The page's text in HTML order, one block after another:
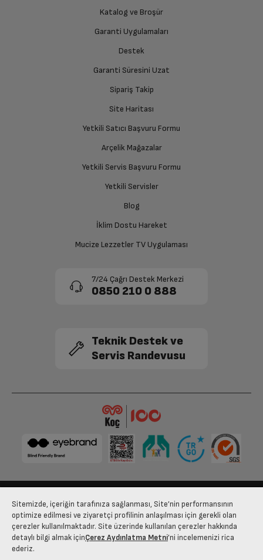
Katalog ve Broşür
Garanti Uygulamaları
Destek
Garanti Süresini Uzat
Sipariş Takip
Site Haritası
Yetkili Satıcı Başvuru Formu
Arçelik Mağazalar
Yetkili Servis Başvuru Formu
Yetkili Servisler
Blog
İklim Dostu Hareket
Mucize Lezzetler TV Uygulaması
7/24 Çağrı Destek Merkezi
0850 210 0 888
Teknik Destek ve
Servis Randevusu
Bize Ulaşın Kişisel Verilerin Korunması İşlem Rehberi
Satış Sözleşmesi
Sitemizde, içeriğin tarafınıza sağlanması, Site’nin performansının
optimize edilmesi ve ziyaretçi profilinin anlaşılması için gerekli olan
çerezler kullanılmaktadır. Site üzerinde kullanılan çerezler hakkında
detaylı bilgi almak içinÇerez Aydınlatma Metni’ni incelemenizi rica
ederiz.